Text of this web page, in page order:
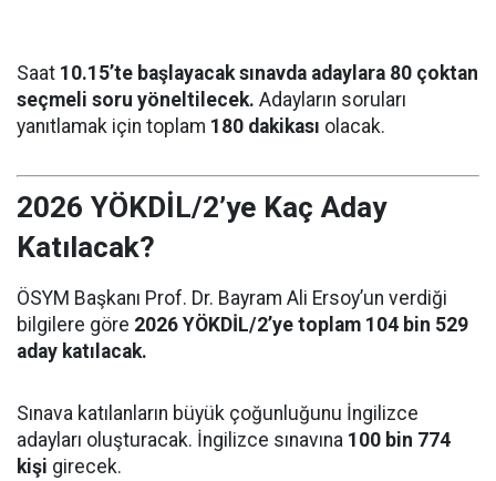
Saat 10.15’te başlayacak sınavda adaylara 80 çoktan
seçmeli soru yöneltilecek. Adayların soruları
yanıtlamak için toplam 180 dakikası olacak.
2026 YÖKDİL/2’ye Kaç Aday
Katılacak?
ÖSYM Başkanı Prof. Dr. Bayram Ali Ersoy’un verdiği
bilgilere göre 2026 YÖKDİL/2’ye toplam 104 bin 529
aday katılacak.
Sınava katılanların büyük çoğunluğunu İngilizce
adayları oluşturacak. İngilizce sınavına 100 bin 774
kişi girecek.